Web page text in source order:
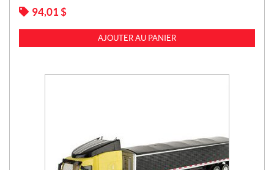
94,01 $
AJOUTER AU PANIER